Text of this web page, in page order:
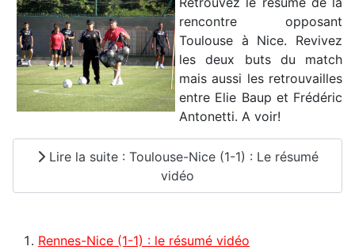
rencontre opposant
Toulouse à Nice. Revivez
les deux buts du match
mais aussi les retrouvailles
entre Elie Baup et Frédéric
Antonetti. A voir!
Lire la suite : Toulouse-Nice (1-1) : Le résumé
vidéo
Rennes-Nice (1-1) : le résumé vidéo